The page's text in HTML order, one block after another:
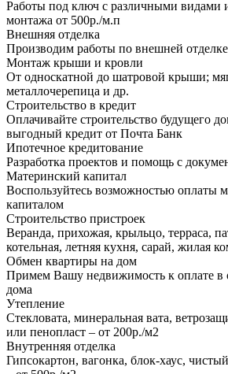
Работы под ключ с различными видами
монтажа от 500р./м.п
Внешняя отделка
Производим работы по внешней
Монтаж крыши и кровли
От односкатной до шатровой крыши;
металлочерепица и др.
Строительство в кредит
Оплачивайте строительство будущего
выгодный кредит от Почта Банк
Ипотечное кредитование
Разработка проектов и помощь с
Материнский капитал
Воспользуйтесь возможностью оплаты
капиталом
Строительство пристроек
Веранда, прихожая, крыльцо, терраса,
котельная, летняя кухня, сарай, жилая
Обмен квартиры на дом
Примем Вашу недвижимость к оплате в
дома
Утепление
Стекловата, минеральная вата,
или пенопласт – от 200р./м2
Внутренняя отделка
Гипсокартон, вагонка, блок-хаус,